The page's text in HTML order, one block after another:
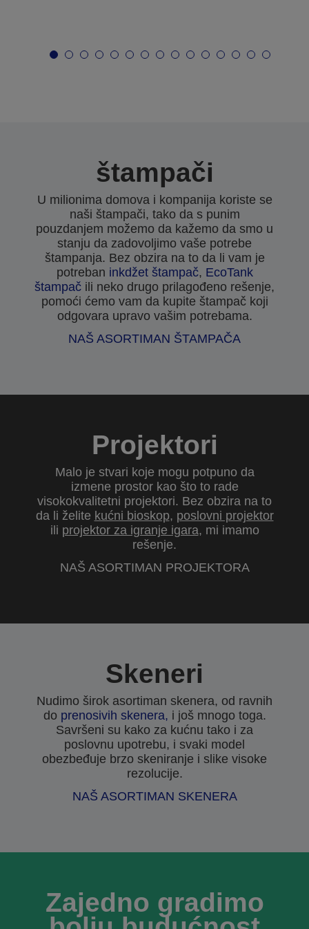
štampači
U milionima domova i kompanija koriste se
naši štampači, tako da s punim
pouzdanjem možemo da kažemo da smo u
stanju da zadovoljimo vaše potrebe
štampanja. Bez obzira na to da li vam je
potreban inkdžet štampač, EcoTank
štampač ili neko drugo prilagođeno rešenje,
pomoći ćemo vam da kupite štampač koji
odgovara upravo vašim potrebama.
NAŠ ASORTIMAN ŠTAMPAČA
Projektori
Malo je stvari koje mogu potpuno da
izmene prostor kao što to rade
visokokvalitetni projektori. Bez obzira na to
da li želite kućni bioskop, poslovni projektor
ili projektor za igranje igara, mi imamo
rešenje.
NAŠ ASORTIMAN PROJEKTORA
Skeneri
Nudimo širok asortiman skenera, od ravnih
do prenosivih skenera, i još mnogo toga.
Savršeni su kako za kućnu tako i za
poslovnu upotrebu, i svaki model
obezbeđuje brzo skeniranje i slike visoke
rezolucije.
NAŠ ASORTIMAN SKENERA
Zajedno gradimo